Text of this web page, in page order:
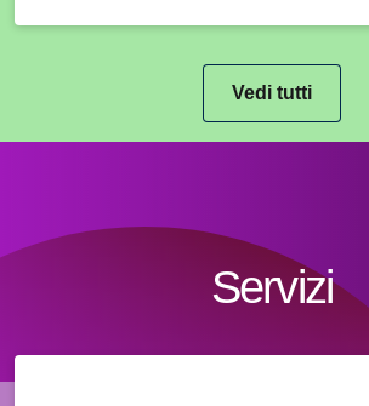
Vedi tutti
Servizi